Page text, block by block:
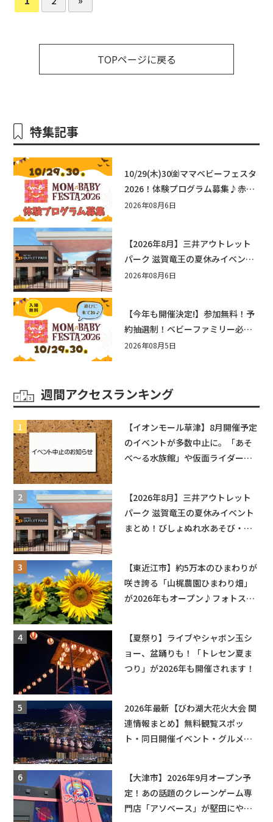
TOPページに戻る
特集記事
10/29(木)30㈮ママベビーフェスタ
2026！体験プログラム募集♪赤ち
ゃん向けイベントに出演しません
2026年08月6日
【2026年8月】三井アウトレット
パーク 滋賀竜王の夏休みイベント
まとめ！びしょぬれ水あそび・激
2026年08月6日
【今年も開催決定!】参加無料！予
約抽選制！ベビーファミリー必見
☆入場無料☆10/29(木)30(金)ママ
2026年08月5日
週間アクセスランキング
【イオンモール草津】8月開催予定
のイベントが多数中止に。「あそ
べ〜る水族館」や仮面ライダーシ
【2026年8月】三井アウトレット
パーク 滋賀竜王の夏休みイベント
まとめ！びしょぬれ水あそび・激
【東近江市】約5万本のひまわりが
咲き誇る「山梶農園ひまわり畑」
が2026年もオープン♪フォトスポ
【夏祭り】ライブやシャボン玉シ
ョー、盆踊りも！「トレセン夏ま
つり」が2026年も開催されます！
2026年最新【びわ湖大花火大会 関
連情報まとめ】無料観覧スポッ
ト・同日開催イベント・グルメマ
【大津市】2026年9月オープン予
定！あの話題のクレーンゲーム専
門店「アソベース」が堅田にやっ